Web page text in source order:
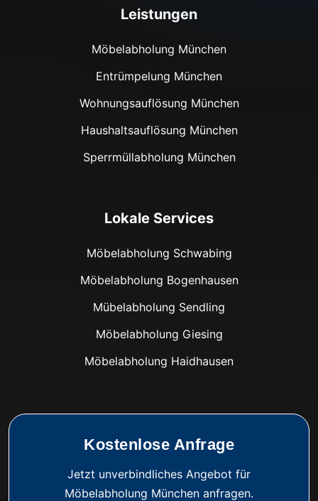
Leistungen
Möbelabholung München
Entrümpelung München
Wohnungsauflösung München
Haushaltsauflösung München
Sperrmüllabholung München
Lokale Services
Möbelabholung Schwabing
Möbelabholung Bogenhausen
Mübelabholung Sendling
Möbelabholung Giesing
Möbelabholung Haidhausen
Kostenlose Anfrage
Jetzt unverbindliches Angebot für
Möbelabholung München anfragen.